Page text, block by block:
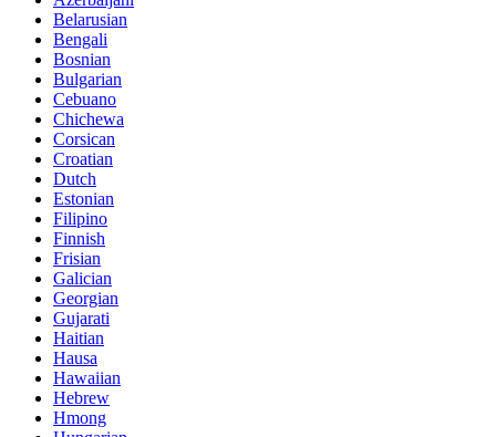
Belarusian
Bengali
Bosnian
Bulgarian
Cebuano
Chichewa
Corsican
Croatian
Dutch
Estonian
Filipino
Finnish
Frisian
Galician
Georgian
Gujarati
Haitian
Hausa
Hawaiian
Hebrew
Hmong